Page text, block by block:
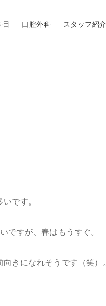
口腔外科 スタッフ紹介
です。
ですが、春はもうすぐ。
きになれそうです（笑）。